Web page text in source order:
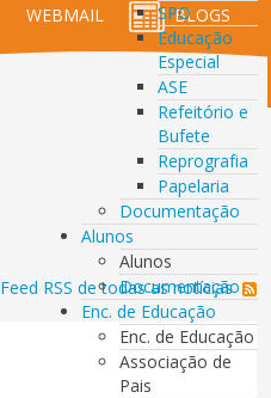
SPO
Educação
Especial
ASE
Refeitório e
Bufete
Reprografia
Papelaria
Documentação
Alunos
Alunos
Documentação
Enc. de Educação
Enc. de Educação
Associação de
Pais
WEBMAIL BLOGS
Feed RSS de todas as notícias